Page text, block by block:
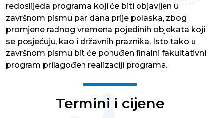
redoslijeda programa koji će biti objavljen u
završnom pismu par dana prije polaska, zbog
promjene radnog vremena pojedinih objekata koji
se posjećuju, kao i državnih praznika. Isto tako u
završnom pismu bit će ponuđen finalni fakultativni
program prilagođen realizaciji programa.
Termini i cijene